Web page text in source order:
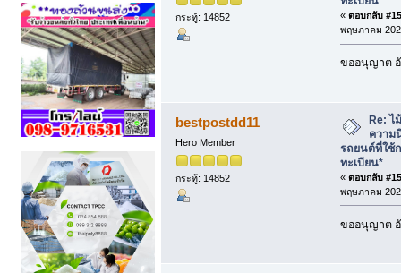
กระทู้: 14852 « ตอบกลับ
พฤษภาคม
ขออนุญาต
bestpostdd11
Hero Member
กระทู้: 14852
Re: ไ
ความ
รถยนต์ที่ใช้
ทะเบียน*
« ตอบกลับ
พฤษภาคม
ขออนุญาต